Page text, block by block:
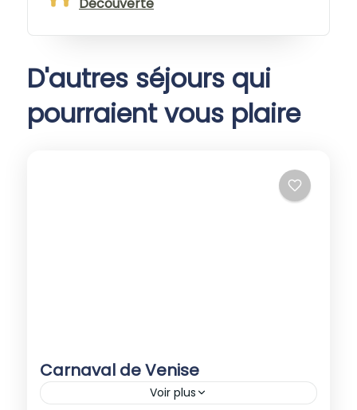
D'autres séjours qui
pourraient vous plaire
Carnaval de Venise
Voir plus